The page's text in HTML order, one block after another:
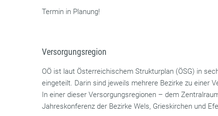
Termin in Planung!
Versorgungsregion
OÖ ist laut Österreichischem Strukturplan (ÖSG) in
eingeteilt. Darin sind jeweils mehrere Bezirke zu einer
In einer dieser Versorgungsregionen – dem
Jahreskonferenz der Bezirke Wels, Grieskirchen und